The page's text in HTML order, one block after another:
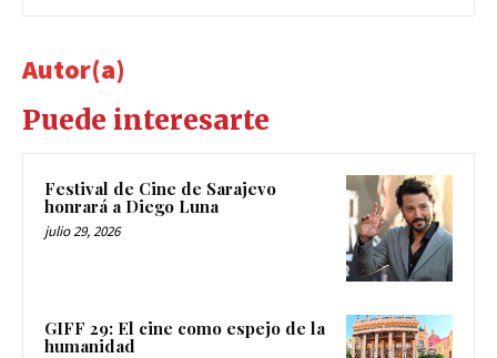
Autor(a)
Puede interesarte
Festival de Cine de Sarajevo
honrará a Diego Luna
julio 29, 2026
GIFF 29: El cine como espejo de la
humanidad